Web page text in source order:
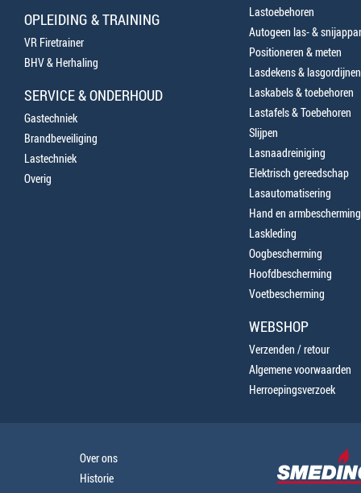
OPLEIDING & TRAINING
VR Firetrainer
BHV & Herhaling
SERVICE & ONDERHOUD
Gastechniek
Brandbeveiliging
Lastechniek
Overig
Lastoebehoren
Autogeen las- &
Positioneren & meten
Lasdekens & lasgordijnen
Laskabels & toebehoren
Lastafels & Toebehoren
Slijpen
Lasnaadreiniging
Elektrisch gereedschap
Lasautomatisering
Hand en armbescherming
Laskleding
Oogbescherming
Hoofdbescherming
Voetbescherming
WEBSHOP
Verzenden / retour
Algemene voorwaarden
Herroepingsverzoek
Over ons
Historie